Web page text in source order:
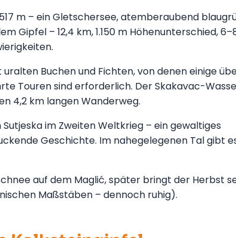
m – ein Gletschersee, atemberaubend
Gipfel – 12,4 km, 1.150 m Höhenunterschied,
Buchen und Fichten, von denen einige
Touren sind erforderlich. Der Skakavac-
4,2 km langen Wanderweg.
im Zweiten Weltkrieg – ein gewaltiges
Geschichte. Im nahegelegenen Tal gibt
auf dem Maglić, später bringt der Herbst
Maßstäben – dennoch ruhig).